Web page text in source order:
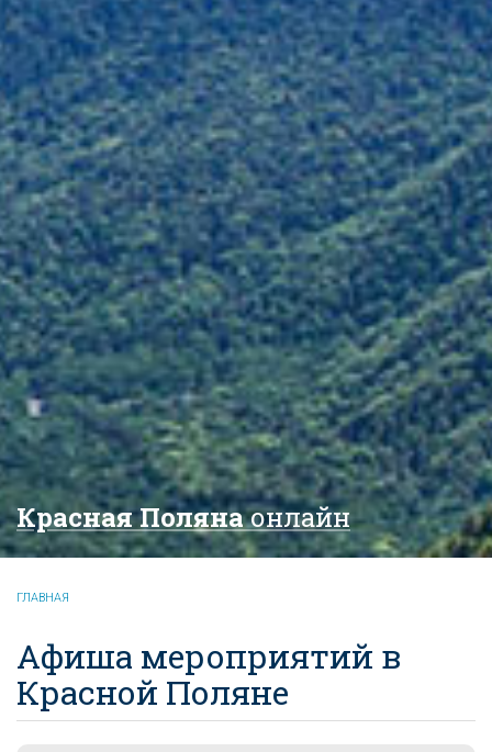
Красная Полянаонлайн
ГЛАВНАЯ
Афиша мероприятий в
Красной Поляне